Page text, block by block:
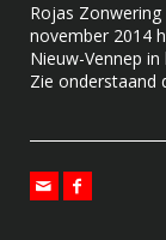
Rojas
november 2014
Nieuw-Vennep
Zie onderstaand